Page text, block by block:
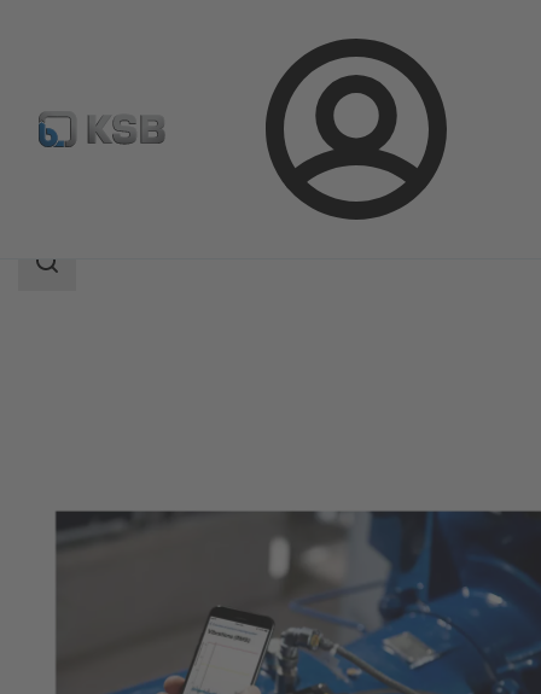
Login
KSB Guard
Suchbereich